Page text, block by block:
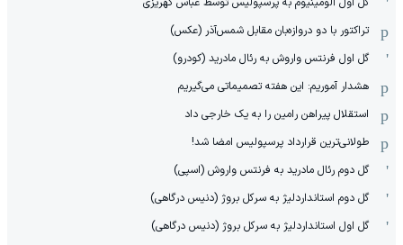
تراکتور با دو دروازه‌بان مقابل شمس‌آذر (عکس)
گل اول فرنتس واروش به رئال مادرید (کودرو)
هشدار آموریم: این هفته تصمیماتی می‌گیریم
استقلال پیراهن رامین را به یک خارجی داد
طولانی‌ترین قرارداد پرسپولیس امضا شد!
گل دوم رئال مادرید به فرنتس واروش (اسپی)
گل دوم استانداردلیژ به سرکل بروژ (دنیس درگاهی)
گل اول استانداردلیژ به سرکل بروژ (دنیس درگاهی)